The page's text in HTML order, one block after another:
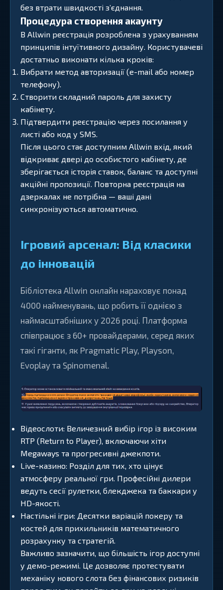
без втрати швидкості з’єднання.
Процедура створення акаунту
В Allwin реєстрація розроблена з урахуванням
принципів інтуїтивного дизайну. Користувачеві
достатньо виконати кілька кроків:
Вибрати метод авторизації (e-mail або номер
телефону).
Створити складний пароль для захисту
кабінету.
Підтвердити реєстрацію через посилання у
листі або код у SMS.
Після цього стає доступним Allwin вхід, який
відкриває двері до особистого кабінету, де
зберігається історія ставок, баланс та доступні
акційні пропозиції. Повторна реєстрація на
дзеркалах не потрібна — ваші дані
синхронізуються автоматично.
Ігровий арсенал: Від класики
до інновацій
Бібліотека Allwin онлайн нараховує понад
4000 найменувань, що робить її однією з
наймасштабніших у 2026 році. Платформа
співпрацює з 60+ провайдерами, серед яких
такі гіганти, як Pragmatic Play, Playson,
Evoplay та Spinomenal.
Відеослоти: Величезний вибір ігор із високим
RTP (Return to Player), включаючи хіти
Megaways та прогресивні джекпоти.
Live-казино: Розділ для тих, хто цінує
атмосферу реальної гри. Професійні дилери
ведуть сесії рулетки, блекджека та баккари у
HD-якості.
Настільні ігри: Десятки варіацій покеру та
костей для прихильників математичного
розрахунку та стратегій.
Важливо зазначити, що більшість ігор доступні
у демо-режимі. Це дозволяє протестувати
механіку нового слота без фінансових ризиків